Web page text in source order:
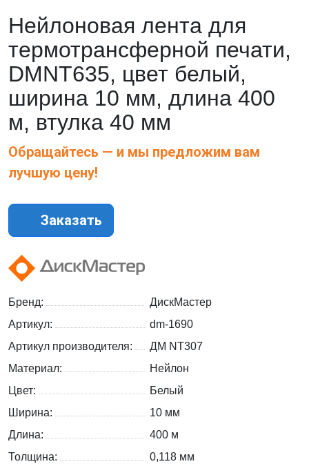
Нейлоновая лента для
термотрансферной печати,
DMNT635, цвет белый,
ширина 10 мм, длина 400
м, втулка 40 мм
Обращайтесь — и мы предложим вам
лучшую цену!
Заказать
Бренд:
ДискМастер
Артикул:
dm-1690
Артикул производителя:
ДМ NT307
Материал:
Нейлон
Цвет:
Белый
Ширина:
10 мм
Длина:
400 м
Толщина:
0,118 мм